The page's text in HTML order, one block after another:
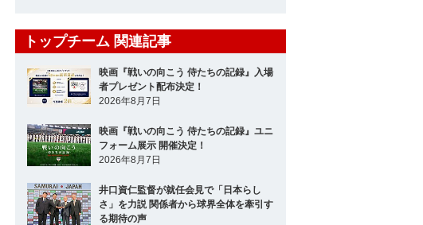
トップチーム 関連記事
映画『戦いの向こう 侍たちの記録』入場
者プレゼント配布決定！
2026年8月7日
映画『戦いの向こう 侍たちの記録』ユニ
フォーム展示 開催決定！
2026年8月7日
井口資仁監督が就任会見で「日本らし
さ」を力説 関係者から球界全体を牽引す
る期待の声